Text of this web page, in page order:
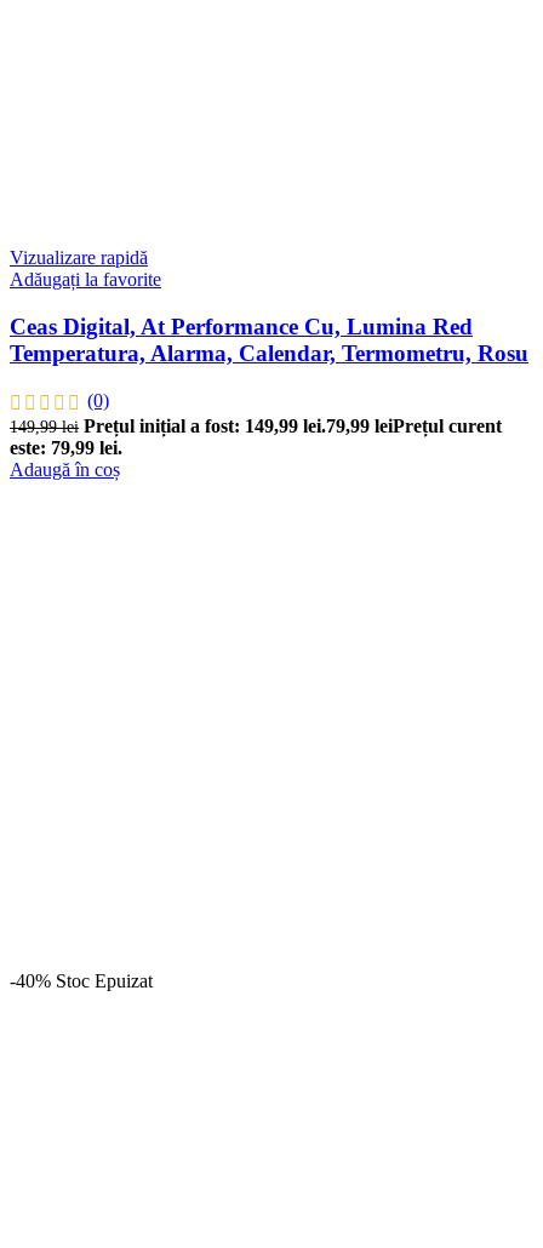
Vizualizare rapidă
Adăugați la favorite
Ceas Digital, At Performance Cu, Lumina Red
Temperatura, Alarma, Calendar, Termometru, Rosu
(0)
149,99lei Prețul inițial a fost: 149,99 lei.79,99 leiPrețul curent
este: 79,99 lei.
Adaugă în coș
-40% Stoc Epuizat